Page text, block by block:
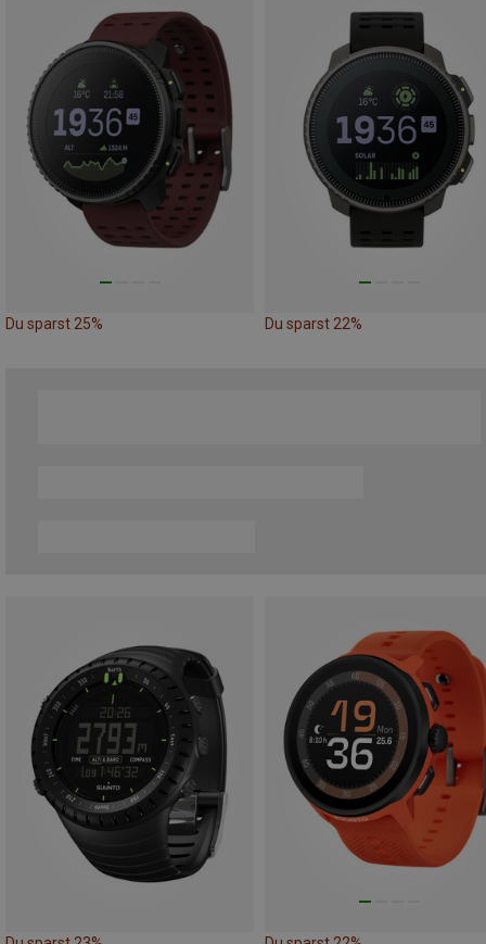
Du sparst 25% Du sparst 22%